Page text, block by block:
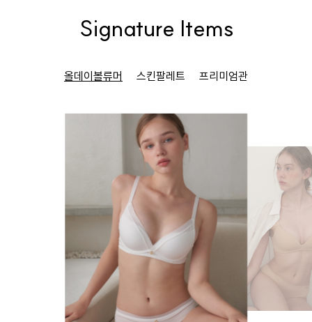
Signature Items
올데이볼류머 스킨팔레트 프리미엄관